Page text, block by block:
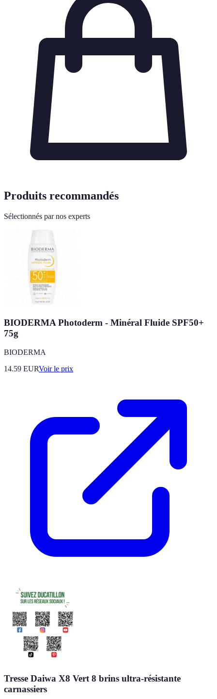
Produits recommandés
Sélectionnés par nos experts
BIODERMA Photoderm - Minéral Fluide SPF50+
75g
BIODERMA
14.59 EURVoir le prix
Tresse Daiwa X8 Vert 8 brins ultra-résistante
carnassiers